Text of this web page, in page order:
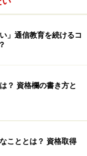
」といった、超難関
）。なのですが、
けることができる
取り上げてみまし
う、一見関係なさそ
られるっていうの
報】
」通信教育を続けるコ
？ 資格欄の書き方と
こととは？ 資格取得